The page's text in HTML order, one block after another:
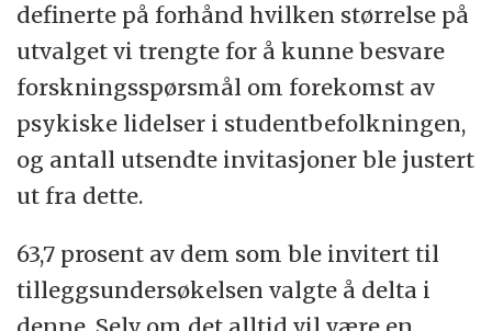
definerte på forhånd hvilken størrelse på
utvalget vi trengte for å kunne besvare
forskningsspørsmål om forekomst av
psykiske lidelser i studentbefolkningen,
og antall utsendte invitasjoner ble justert
ut fra dette.
63,7 prosent av dem som ble invitert til
tilleggsundersøkelsen valgte å delta i